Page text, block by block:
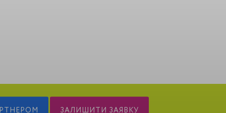
ЗАЛИШИТИ ЗАЯВКУ